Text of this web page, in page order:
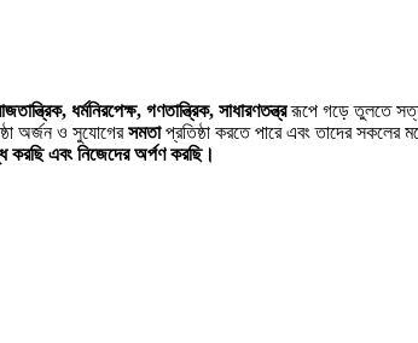
ধর্মনিরপেক্ষ, গণতান্ত্রিক, সাধারণতন্ত্ররূপে গড়ে তুলতে
অর্জন ও সুযোগেরসমতাপ্রতিষ্ঠা করতে পারে এবং তাদের সকলের
করছি এবং নিজেদের অর্পণ করছি।